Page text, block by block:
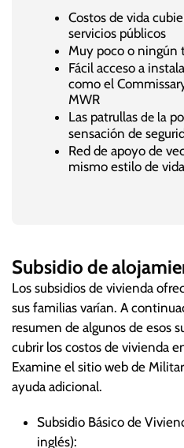
Costos de vida
servicios públicos
Muy poco o ningún
Fácil acceso a
como el
MWR
Las patrullas de la
sensación de
Red de apoyo de
mismo estilo de vida
Subsidio de
Los subsidios de vivienda
sus familias varían. A
resumen de algunos de esos
cubrir los costos de vivienda
Examine el sitio web de
ayuda adicional.
Subsidio Básico de
inglés):